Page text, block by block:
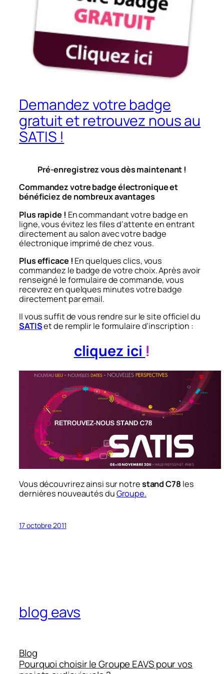
Demandez votre badge
gratuit et retrouvez nous au
SATIS !
Pré-enregistrez vous dès maintenant !
Commandez votre badge électronique et
bénéficiez de nombreux avantages
Plus rapide ! En commandant votre badge en
ligne, vous évitez les files d’attente en entrant
directement au salon avec votre badge
électronique imprimé de chez vous.
Plus efficace ! En quelques clics, vous
commandez le badge de votre choix. Après avoir
renseigné le formulaire de commande, vous
recevrez en quelques minutes votre badge
directement par email.
Il vous suffit de vous rendre sur le site officiel du
SATISet de remplir le formulaire d’inscription :
cliquez ici !
Vous découvrirez ainsi sur notrestand C78 les
dernières nouveautés duGroupe.
17 octobre 2011
blog eavs
Blog
Pourquoi choisir le Groupe EAVS pour vos